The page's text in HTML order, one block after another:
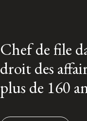
Chef de file
droit des
plus de 160